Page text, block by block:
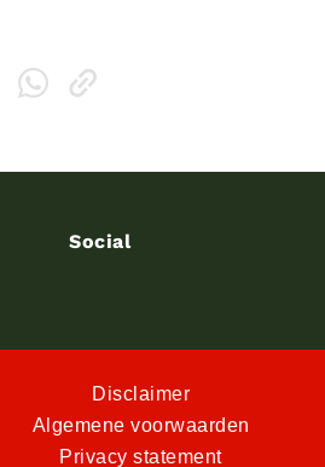
Social
Disclaimer
Algemene voorwaarden
Privacy statement